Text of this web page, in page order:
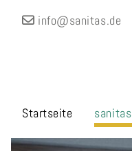
info@sanitas.de
Startseite sanitas